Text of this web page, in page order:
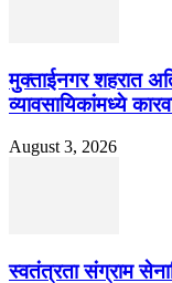
मुक्ताईनगर शहरात
व्यावसायिकांमध्ये
August 3, 2026
स्वतंत्रता संग्राम